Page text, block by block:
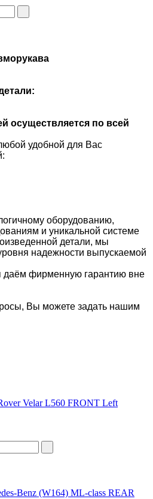
осуществляется по всей
удобной для Вас
оборудованию,
и уникальной системе
детали, мы
надежности выпускаемой
фирменную гарантию вне
Вы можете задать нашим
Velar L560 FRONT Left
Benz (W164) ML-class REAR